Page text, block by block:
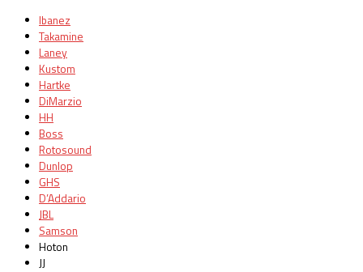
Ibanez
Takamine
Laney
Kustom
Hartke
DiMarzio
HH
Boss
Rotosound
Dunlop
GHS
D’Addario
JBL
Samson
Hoton
JJ